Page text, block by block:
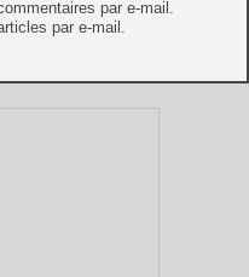
par e-mail.
par e-mail.